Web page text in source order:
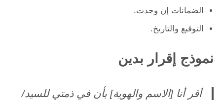
الضمانات إن وجدت.
التوقيع والتاريخ.
نموذج إقرار بدين
أقر أنا [الاسم والهوية] بأن في ذمتي للسيد/